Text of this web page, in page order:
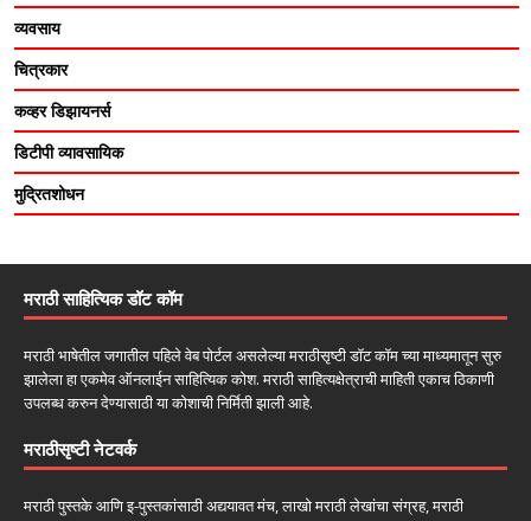
व्यवसाय
चित्रकार
कव्हर डिझायनर्स
डिटीपी व्यावसायिक
मुद्रितशोधन
मराठी साहित्यिक डॉट कॉम
मराठी भाषेतील जगातील पहिले वेब पोर्टल असलेल्या मराठीसृष्टी डॉट कॉम च्या माध्यमातून सुरु
झालेला हा एकमेव ऑनलाईन साहित्यिक कोश. मराठी साहित्यक्षेत्राची माहिती एकाच ठिकाणी
उपलब्ध करुन देण्यासाठी या कोशाची निर्मिती झाली आहे.
मराठीसृष्टी नेटवर्क
मराठी पुस्तके आणि इ-पुस्तकांसाठी अद्ययावत मंच, लाखो मराठी लेखांचा संग्रह, मराठी